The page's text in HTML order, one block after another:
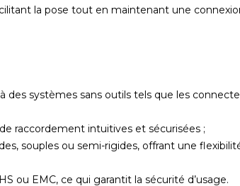
la pose tout en maintenant une
des systèmes sans outils tels que les
raccordement intuitives et sécurisées ;
souples ou semi-rigides, offrant une
ou EMC, ce qui garantit la sécurité d’usage.